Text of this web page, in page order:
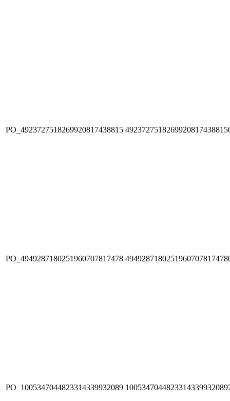
PO_4923727518269920817438815
PO_4949287180251960707817478
PO_1005347044823314339932089